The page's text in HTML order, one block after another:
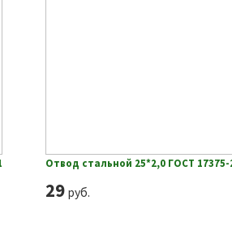
Отвод стальной 25*2,0 ГОСТ 17375-
29руб.